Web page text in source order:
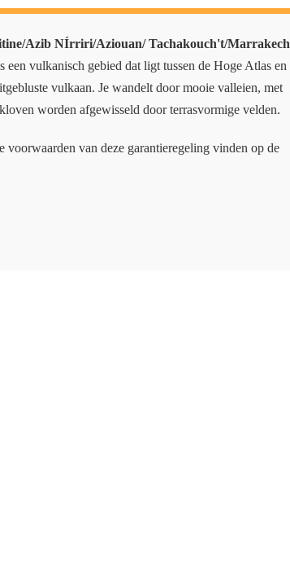
Azib NÍrriri/Aziouan/ Tachakouch't/Marrakech
vulkanisch gebied dat ligt tussen de Hoge Atlas en
vulkaan. Je wandelt door mooie valleien, met
worden afgewisseld door terrasvormige velden.
van deze garantieregeling vinden op de